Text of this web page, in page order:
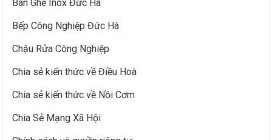
Bàn Ghế Inox Đức Hà
Bếp Công Nghiệp Đức Hà
Chậu Rửa Công Nghiệp
Chia sẻ kiến thức về Điều Hoà
Chia sẻ kiến thức về Nồi Cơm
Chia Sẻ Mạng Xã Hội